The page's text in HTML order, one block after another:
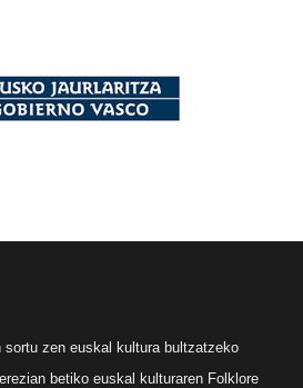
sortu zen euskal kultura bultzatzeko
betiko euskal kulturaren Folklore